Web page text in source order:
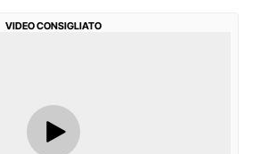
VIDEO CONSIGLIATO